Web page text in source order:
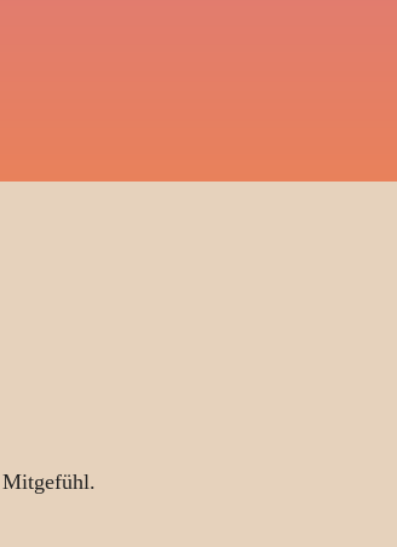
Mitgefühl.